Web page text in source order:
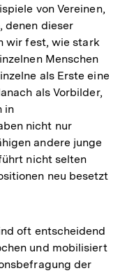
von Vereinen,
denen dieser
wir fest, wie stark
Menschen
als Erste eine
als Vorbilder,
in
nicht nur
andere junge
nicht selten
neu besetzt
oft entscheidend
und mobilisiert
der